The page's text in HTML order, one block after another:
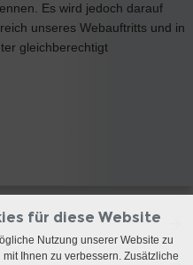
Es wird jedoch darauf
unseres Webauftritts und in
gleichberechtigt
für diese Website
Nutzung unserer Website zu
Ihnen zu verbessern. Zusätzliche